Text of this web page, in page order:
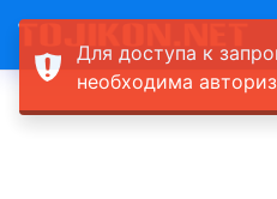
Для доступа к
необходима